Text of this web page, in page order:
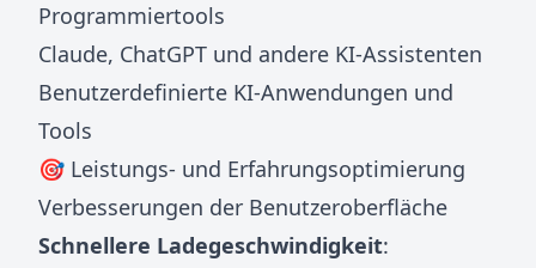
Programmiertools
Claude, ChatGPT und andere KI-Assistenten
Benutzerdefinierte KI-Anwendungen und
Tools
🎯 Leistungs- und Erfahrungsoptimierung
Verbesserungen der Benutzeroberfläche
Schnellere Ladegeschwindigkeit: